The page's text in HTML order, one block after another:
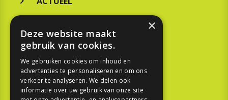
KOOPGIDS
TESTEN
SPORT
×
Deze website maakt
gebruik van cookies.
We gebruiken cookies om inhoud en
advertenties te personaliseren en om ons
verkeer te analyseren. We delen ook
informatie over uw gebruik van onze site